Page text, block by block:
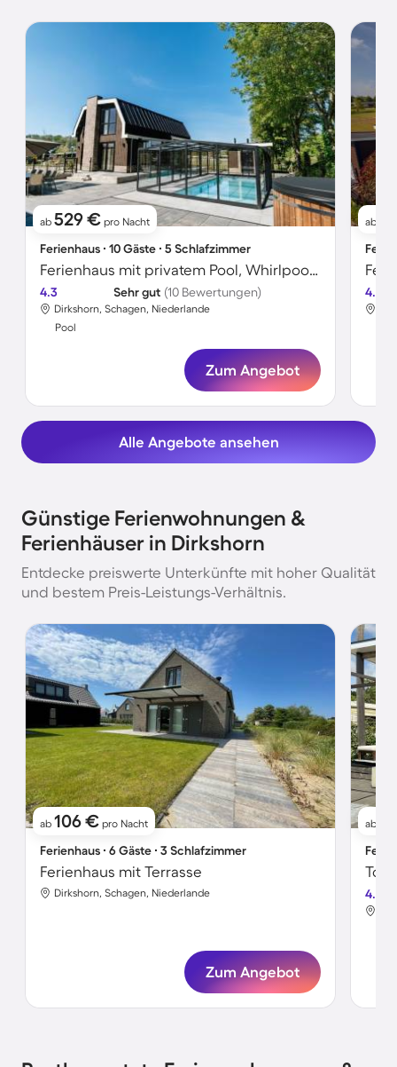
ab 529 € pro Nacht
Ferienhaus ∙ 10 Gäste ∙ 5 Schlafzimmer
Ferienhaus mit privatem Pool, Whirlpool und Terrasse
4.3 Sehr gut (10 Bewertungen)
Dirkshorn, Schagen, Niederlande
Pool
Zum Angebot
ab
4.5
Alle Angebote ansehen
Günstige Ferienwohnungen &
Ferienhäuser in Dirkshorn
Entdecke preiswerte Unterkünfte mit hoher Qualität
und bestem Preis-Leistungs-Verhältnis.
ab 106 € pro Nacht
Ferienhaus ∙ 6 Gäste ∙ 3 Schlafzimmer
Ferienhaus mit Terrasse
Dirkshorn, Schagen, Niederlande
Zum Angebot
ab
4.5